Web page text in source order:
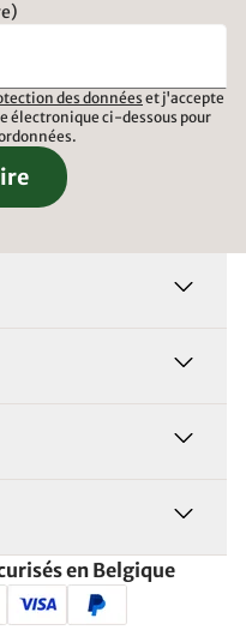
des donnéeset j'accepte
électronique ci-dessous pour
en Belgique